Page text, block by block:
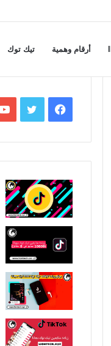
أرقام وهمية تيك توك
فيسبوكتويتر